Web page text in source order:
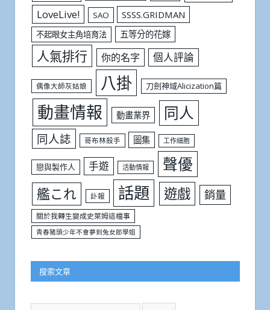
LoveLive! SAO SSSS.GRIDMAN
不起眼女主角培育法 五等分的花嫁
人氣排行 你的名字 個人評論
偶像大師灰姑娘 八掛 刀劍神域Alicization篇
動畫情報 動畫業界 同人
同人誌 哥布林殺手 圖集 工作細胞
戀與製作人 手遊 活動情報 聲優
艦これ 訃報 話題 遊戲 銷量
關於我轉生變成史萊姆這檔事
青春豬頭少年不會夢到兔女郎學姐
搜索文章